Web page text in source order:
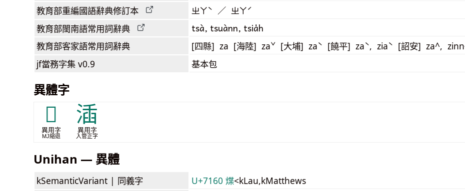
教育部重編國語辭典修訂本 ㄓㄚˋ ／ ㄓㄚˊ
教育部閩南語常用詞辭典 tsà, tsuànn, tsia̍h
教育部客家語常用詞辭典 [四縣] za [海陸] zaˇ [大埔] zaˋ [饒平] zaˋ, ziaˋ [詔安] za^,
jf當務字集 v0.9 基本包
異體字
𭳿
異用字
MJ縮退
㴙
異用字
入管正字
Unihan — 異體
kSemanticVariant | 同義字 U+7160 煠<kLau,kMatthews